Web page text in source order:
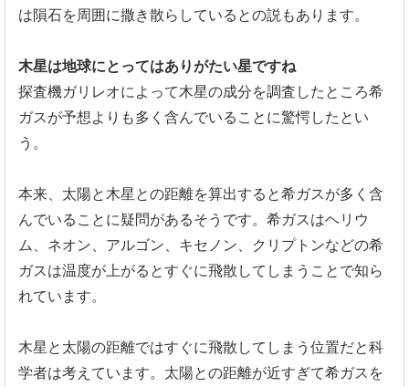
は隕石を周囲に撒き散らしているとの説もあります。
木星は地球にとってはありがたい星ですね
探査機ガリレオによって木星の成分を調査したところ希
ガスが予想よりも多く含んでいることに驚愕したとい
う。
本来、 太陽と木星との距離を算出すると希ガスが多く含
んでいることに疑問があるそうです。希ガスはヘリウ
ム、ネオン、アルゴン、キセノン、
クリプトンなどの希
ガスは温度が上がるとすぐに飛散してしまうこ とで知ら
れています。
木星と太陽の距離ではすぐに飛散してしまう位置だと科
学者は考え ています。太陽との距離が近すぎて希ガスを